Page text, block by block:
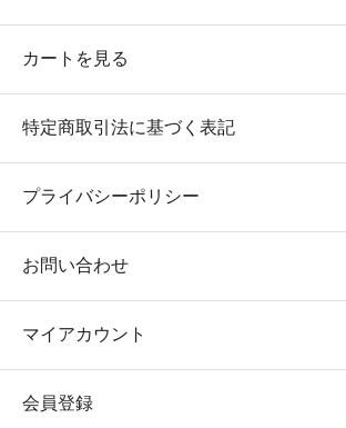
カートを見る
特定商取引法に基づく表記
プライバシーポリシー
お問い合わせ
マイアカウント
会員登録